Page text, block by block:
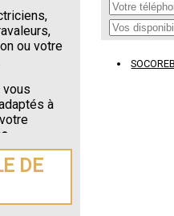
ou votre
vous
à
DE